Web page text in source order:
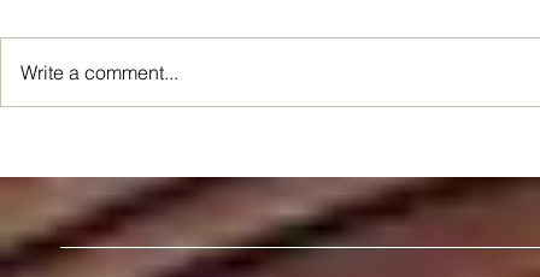
'26
Write a comment...